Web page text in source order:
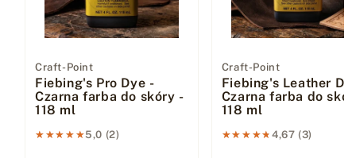
Dostawca:
Craft-Point
Fiebing's Pro Dye -
Czarna farba do skóry -
118 ml
★★★★★
★★★★★5,0 (2)
Dostawca:
Craft-Point
Fiebing's Leather
Czarna farba do
118 ml
★★★★★
★★★★★4,67 (3)